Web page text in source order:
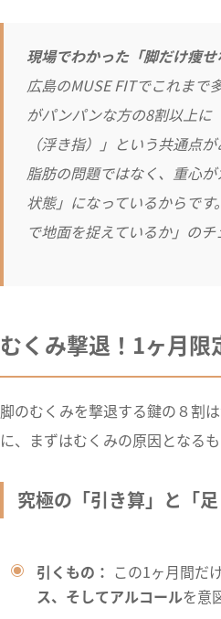
現場でわかった「脚だけ痩
広島のMUSE FITでこれまで
がパンパンな方の8割以上に
（浮き指）」という共通点
脂肪の問題ではなく、重心
状態」になっているからで
で地面を捉えているか」のチ
むくみ撃退！1ヶ月限
脚のむくみを撃退する鍵の８割
に、まずはむくみの原因となる
究極の「引き算」と「足
引くもの： この1ヶ月間だけ
ス、そしてアルコールを意